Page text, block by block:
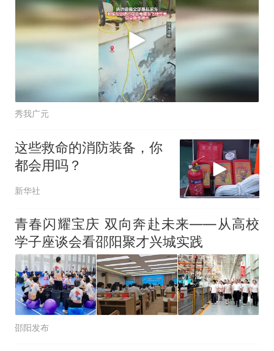
秀我广元
这些救命的消防装备，你
都会用吗？
新华社
青春闪耀宝庆 双向奔赴未来——从高校
学子座谈会看邵阳聚才兴城实践
邵阳发布